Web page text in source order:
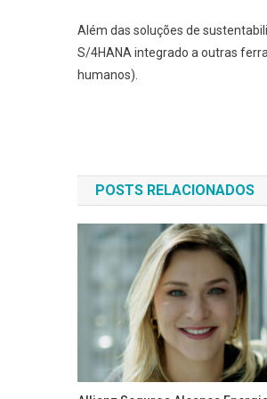
Além das soluções de
S/4HANA integrado a outras
humanos).
de
Post
POSTS RELACIONADOS